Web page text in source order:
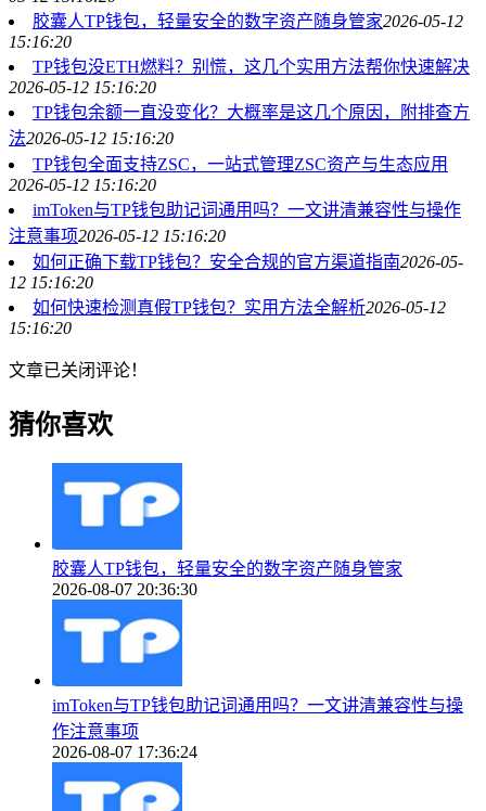
胶囊人TP钱包，轻量安全的数字资产随身管家2026-05-12
15:16:20
TP钱包没ETH燃料？别慌，这几个实用方法帮你快速解决
2026-05-12 15:16:20
TP钱包余额一直没变化？大概率是这几个原因，附排查方
法2026-05-12 15:16:20
TP钱包全面支持ZSC，一站式管理ZSC资产与生态应用
2026-05-12 15:16:20
imToken与TP钱包助记词通用吗？一文讲清兼容性与操作
注意事项2026-05-12 15:16:20
如何正确下载TP钱包？安全合规的官方渠道指南2026-05-
12 15:16:20
如何快速检测真假TP钱包？实用方法全解析2026-05-12
15:16:20
文章已关闭评论！
猜你喜欢
胶囊人TP钱包，轻量安全的数字资产随身管家
2026-08-07 20:36:30
imToken与TP钱包助记词通用吗？一文讲清兼容性与操
作注意事项
2026-08-07 17:36:24